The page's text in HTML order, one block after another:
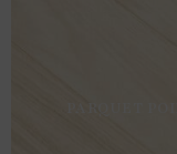
PARQUET